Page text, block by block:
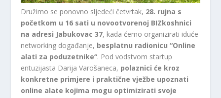
Družimo se ponovno sljedeći četvrtak, 28. rujna s
početkom u 16 sati u novootvorenoj BIZkoshnici
na adresi Jabukovac 37, kada ćemo organizirati iduće
networking događanje, besplatnu radionicu “Online
alati za poduzetnike“. Pod vodstvom startup
entuzijasta Darija Varošaneca, polaznici će kroz
konkretne primjere i praktične vježbe upoznati
online alate kojima mogu optimizirati svoje